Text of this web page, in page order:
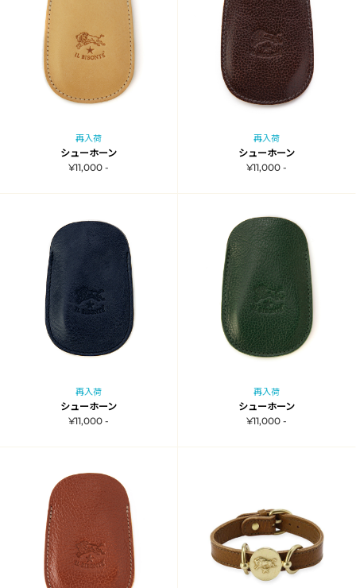
再入荷
シューホーン
¥11,000 -
再入荷
シューホーン
¥11,000 -
再入荷
シューホーン
¥11,000 -
再入荷
シューホーン
¥11,000 -